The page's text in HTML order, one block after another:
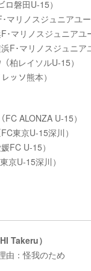
磐田U-15）
リノスジュニアユー
リノスジュニアユ
マリノスジュニアユ
レイソルU-15）
ソ熊本）
ALONZA U-15）
東京U-15深川）
U-15）
U-15深川）
Takeru）
：怪我のため